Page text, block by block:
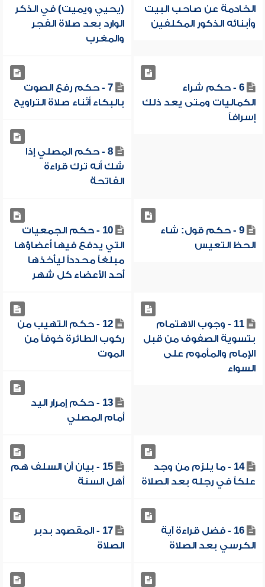
الخادمة عن صاحب البيت
وأبنائه الذكور المكلفين
(يحيي ويميت) في الذكر
الوارد بعد صلاة الفجر
والمغرب
6 - حكم شراء
الكماليات ومتى يعد ذلك
إسرافاً
7 - حكم رفع الصوت
بالبكاء أثناء صلاة التراويح
8 - حكم المصلي إذا
شك أنه ترك قراءة
الفاتحة
9 - حكم قول: شاء
الحظ التعيس
10 - حكم الجمعيات
التي يدفع فيها أعضاؤها
مبلغاً محدداً ليأخذها
أحد الأعضاء كل شهر
11 - وجوب الاهتمام
بتسوية الصفوف من قبل
الإمام والمأموم على
السواء
12 - حكم التهيب من
ركوب الطائرة خوفاً من
الموت
13 - حكم إمرار اليد
أمام المصلي
14 - ما يلزم من وجد
علكاً في رجله بعد الصلاة
15 - بيان أن السلف هم
أهل السنة
16 - فضل قراءة آية
الكرسي بعد الصلاة
17 - المقصود بدبر
الصلاة